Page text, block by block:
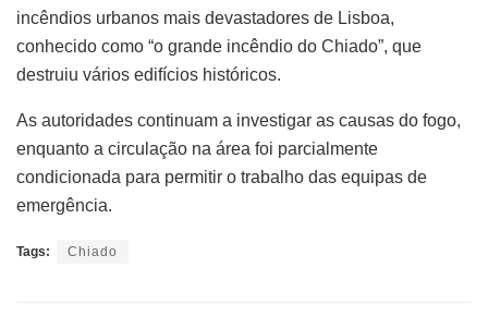
incêndios urbanos mais devastadores de Lisboa,
conhecido como “o grande incêndio do Chiado”, que
destruiu vários edifícios históricos.
As autoridades continuam a investigar as causas do fogo,
enquanto a circulação na área foi parcialmente
condicionada para permitir o trabalho das equipas de
emergência.
Tags: Chiado